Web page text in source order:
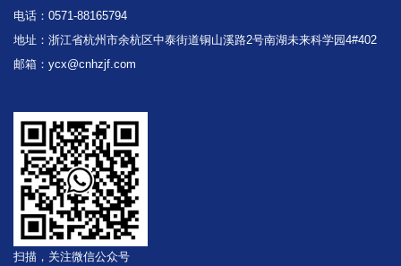
电话：0571-88165794
地址：浙江省杭州市余杭区中泰街道铜山溪路2号南湖未来科学园4#402
邮箱：ycx@cnhzjf.com
扫描，关注微信公众号